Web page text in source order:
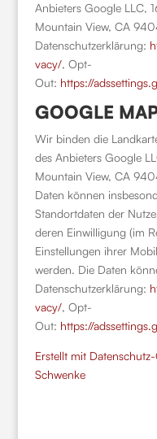
Anbieters Google LLC,
Mountain View, CA
Datenschutzerklärung:
vacy/, Opt-
Out: https://
GOOGLE
Wir binden die
des Anbieters Google
Mountain View, CA
Daten können
Standortdaten der
deren Einwilligung (im
Einstellungen ihrer
werden. Die Daten
Datenschutzerklärung:
vacy/, Opt-
Out: https://
Erstellt mit
Schwenke